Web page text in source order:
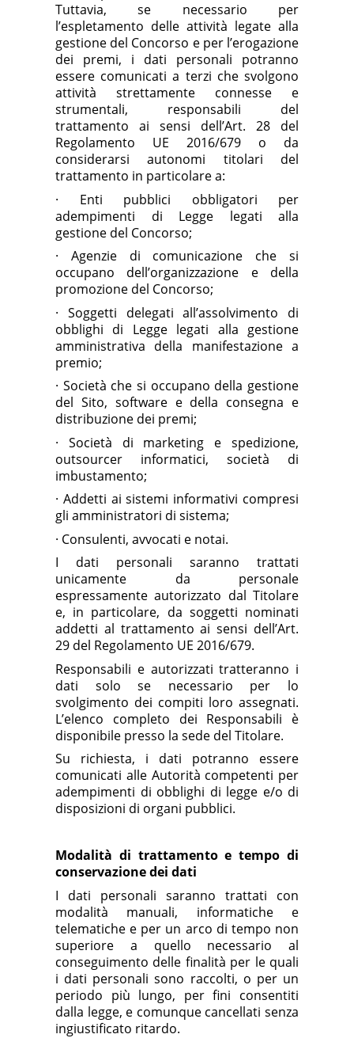
Tuttavia, se necessario per
l’espletamento delle attività legate alla
gestione del Concorso e per l’erogazione
dei premi, i dati personali potranno
essere comunicati a terzi che svolgono
attività strettamente connesse e
strumentali, responsabili del
trattamento ai sensi dell’Art. 28 del
Regolamento UE 2016/679 o da
considerarsi autonomi titolari del
trattamento in particolare a:
· Enti pubblici obbligatori per
adempimenti di Legge legati alla
gestione del Concorso;
· Agenzie di comunicazione che si
occupano dell’organizzazione e della
promozione del Concorso;
· Soggetti delegati all’assolvimento di
obblighi di Legge legati alla gestione
amministrativa della manifestazione a
premio;
· Società che si occupano della gestione
del Sito, software e della consegna e
distribuzione dei premi;
· Società di marketing e spedizione,
outsourcer informatici, società di
imbustamento;
· Addetti ai sistemi informativi compresi
gli amministratori di sistema;
· Consulenti, avvocati e notai.
I dati personali saranno trattati
unicamente da personale
espressamente autorizzato dal Titolare
e, in particolare, da soggetti nominati
addetti al trattamento ai sensi dell’Art.
29 del Regolamento UE 2016/679.
Responsabili e autorizzati tratteranno i
dati solo se necessario per lo
svolgimento dei compiti loro assegnati.
L’elenco completo dei Responsabili è
disponibile presso la sede del Titolare.
Su richiesta, i dati potranno essere
comunicati alle Autorità competenti per
adempimenti di obblighi di legge e/o di
disposizioni di organi pubblici.
Modalità di trattamento e tempo di
conservazione dei dati
I dati personali saranno trattati con
modalità manuali, informatiche e
telematiche e per un arco di tempo non
superiore a quello necessario al
conseguimento delle finalità per le quali
i dati personali sono raccolti, o per un
periodo più lungo, per fini consentiti
dalla legge, e comunque cancellati senza
ingiustificato ritardo.